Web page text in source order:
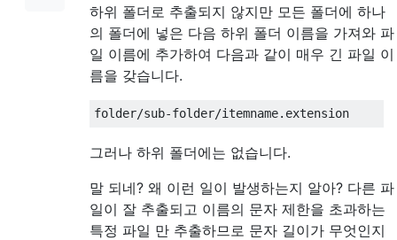
하위 폴더로 추출되지 않지만 모든 폴더에 하나
의 폴더에 넣은 다음 하위 폴더 이름을 가져와 파
일 이름에 추가하여 다음과 같이 매우 긴 파일 이
름을 갖습니다.
그러나 하위 폴더에는 없습니다.
말 되네? 왜 이런 일이 발생하는지 알아? 다른 파
일이 잘 추출되고 이름의 문자 제한을 초과하는
특정 파일 만 추출하므로 문자 길이가 무엇인지